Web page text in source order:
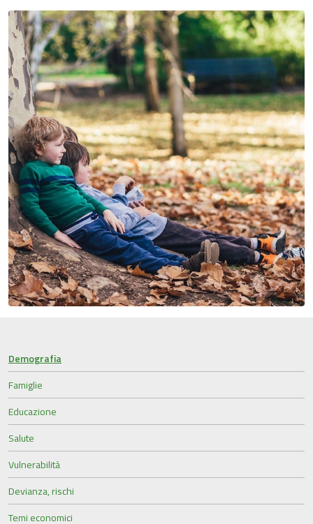
Demografia
Famiglie
Educazione
Salute
Vulnerabilità
Devianza, rischi
Temi economici